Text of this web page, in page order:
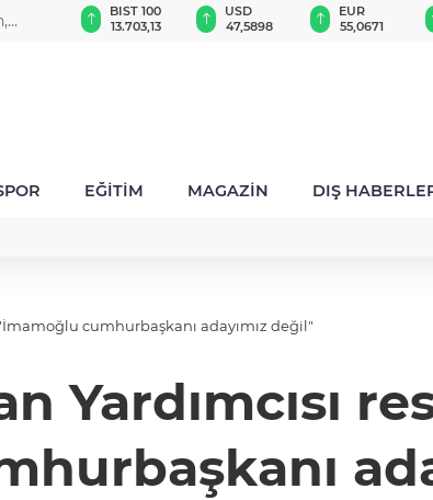
BIST 100
13.703,13
USD
47,5898
EUR
55,0671
EĞİTİM MAGAZİN DIŞ
cumhurbaşkanı adayımız değil"
Yardımcısı